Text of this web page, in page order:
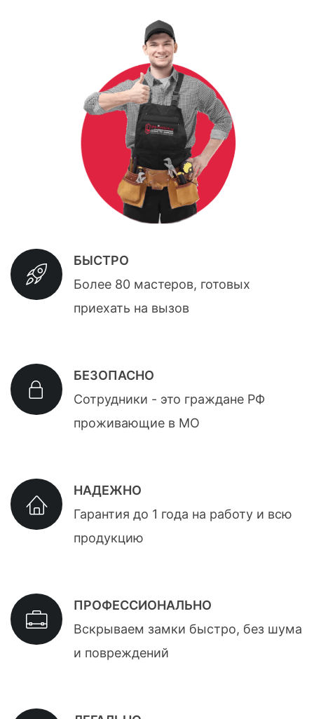
БЫСТРО
Более 80 мастеров, готовых
приехать на вызов
БЕЗОПАСНО
Сотрудники - это граждане РФ
проживающие в МО
НАДЕЖНО
Гарантия до 1 года на работу и всю
продукцию
ПРОФЕССИОНАЛЬНО
Вскрываем замки быстро, без шума
и повреждений